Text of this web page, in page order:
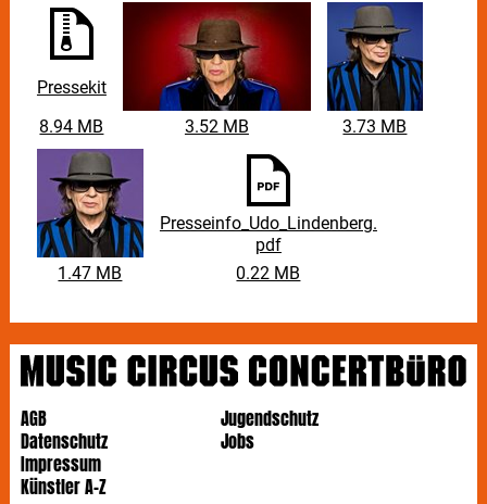
Pressekit
8.94 MB
3.52 MB 3.73 MB
1.47 MB
Presseinfo_Udo_Lindenberg.
pdf
0.22 MB
AGB
Datenschutz
Impressum
Jugendschutz
Jobs
Künstler A-Z